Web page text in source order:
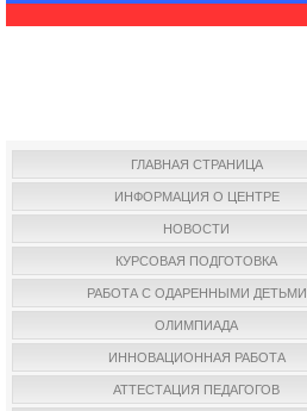
ГЛАВНАЯ СТРАНИЦА
ИНФОРМАЦИЯ О ЦЕНТРЕ
НОВОСТИ
КУРСОВАЯ ПОДГОТОВКА
РАБОТА С ОДАРЕННЫМИ ДЕТЬМИ
ОЛИМПИАДА
ИННОВАЦИОННАЯ РАБОТА
АТТЕСТАЦИЯ ПЕДАГОГОВ